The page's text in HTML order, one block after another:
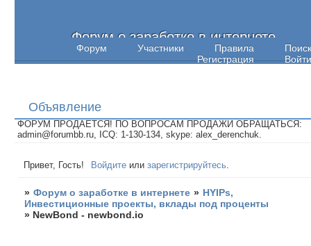
Форум о заработке в интернете
Форум Участники Правила
Поиск
Регистрация
Войти
Объявление
ФОРУМ ПРОДАЕТСЯ! ПО ВОПРОСАМ ПРОДАЖИ ОБРАЩАТЬСЯ:
admin@forumbb.ru, ICQ: 1-130-134, skype: alex_derenchuk.
Привет, Гость! Войдите илизарегистрируйтесь
» Форум о заработке в интернете » HYIPs,
Инвестиционные проекты, вклады под проценты
» NewBond - newbond.io